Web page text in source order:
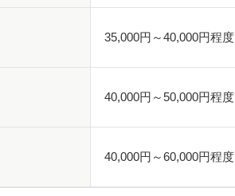
35,000円～40,000円程度
40,000円～50,000円程度
40,000円～60,000円程度